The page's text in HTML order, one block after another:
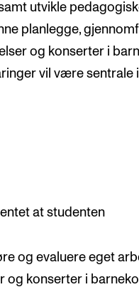
utvikle
planlegge,
og konserter i
vil være sentrale i
at studenten
og evaluere eget
og konserter i